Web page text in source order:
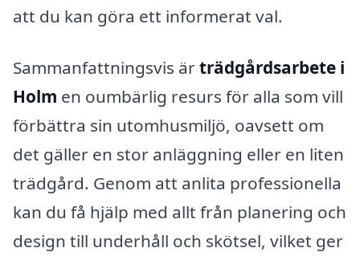
att du kan göra ett informerat val.
Sammanfattningsvis ärträdgårdsarbete i
Holm en oumbärlig resurs för alla som vill
förbättra sin utomhusmiljö, oavsett om
det gäller en stor anläggning eller en liten
trädgård. Genom att anlita professionella
kan du få hjälp med allt från planering och
design till underhåll och skötsel, vilket ger